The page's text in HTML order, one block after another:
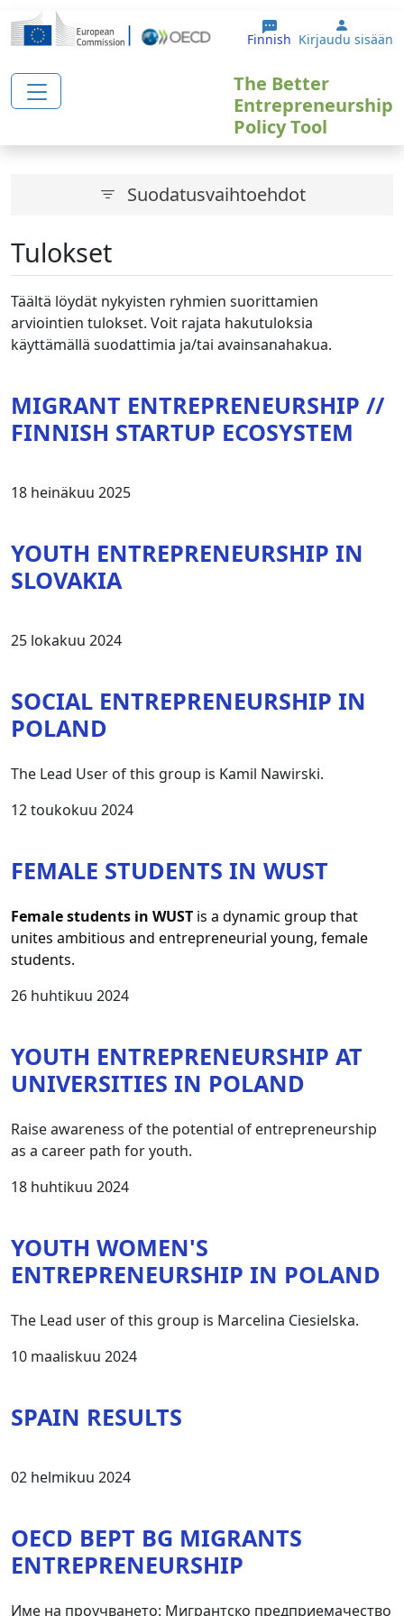
Hyppää pääsisältöön
Finnish User
Kirjaudu sisään
The Better
Entrepreneurship
Policy Tool
Suodatusvaihtoehdot
Tulokset
Täältä löydät nykyisten ryhmien suorittamien
arviointien tulokset. Voit rajata hakutuloksia
käyttämällä suodattimia ja/tai avainsanahakua.
MIGRANT ENTREPRENEURSHIP //
FINNISH STARTUP ECOSYSTEM
18 heinäkuu 2025
YOUTH ENTREPRENEURSHIP IN
SLOVAKIA
25 lokakuu 2024
SOCIAL ENTREPRENEURSHIP IN
POLAND
The Lead User of this group is Kamil Nawirski.
12 toukokuu 2024
FEMALE STUDENTS IN WUST
Female students in WUST is a dynamic group that
unites ambitious and entrepreneurial young, female
students.
26 huhtikuu 2024
YOUTH ENTREPRENEURSHIP AT
UNIVERSITIES IN POLAND
Raise awareness of the potential of entrepreneurship
as a career path for youth.
18 huhtikuu 2024
YOUTH WOMEN'S
ENTREPRENEURSHIP IN POLAND
The Lead user of this group is Marcelina Ciesielska.
10 maaliskuu 2024
SPAIN RESULTS
02 helmikuu 2024
OECD BEPT BG MIGRANTS
ENTREPRENEURSHIP
Име на проучването: Мигрантско предприемачество